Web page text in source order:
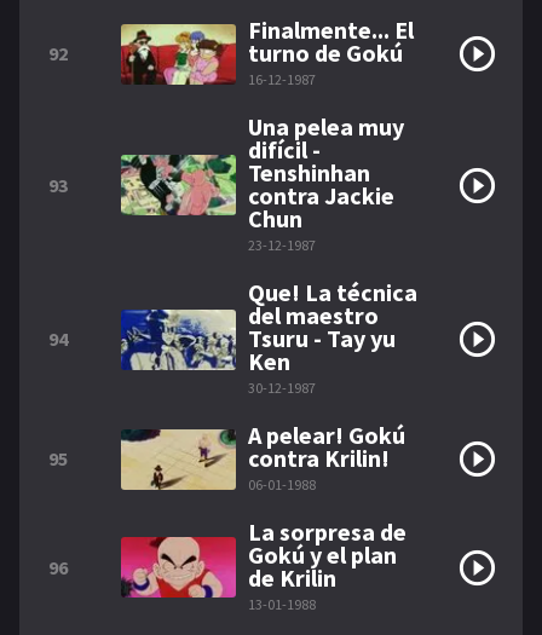
92
Finalmente... El
turno de Gokú
16-12-1987
93
Una pelea muy
difícil -
Tenshinhan
contra Jackie
Chun
23-12-1987
94
Que! La técnica
del maestro
Tsuru - Tay yu
Ken
30-12-1987
95
A pelear! Gokú
contra Krilin!
06-01-1988
96
La sorpresa de
Gokú y el plan
de Krilin
13-01-1988